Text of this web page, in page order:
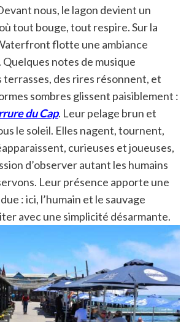
nous, le lagon devient un
tout bouge, tout respire. Sur la
flotte une ambiance
notes de musique
terrasses, des rires résonnent, et
sombres glissent paisiblement :
du Cap. Leur pelage brun et
le soleil. Elles nagent, tournent,
curieuses et joueuses,
d’observer autant les humains
Leur présence apporte une
: ici, l’humain et le sauvage
avec une simplicité désarmante.